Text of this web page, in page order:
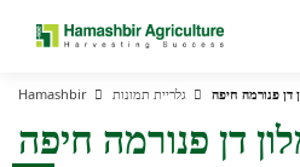
Hamashbir גלריית תמונות דן פנורמה חיפה
דן פנורמה חיפה